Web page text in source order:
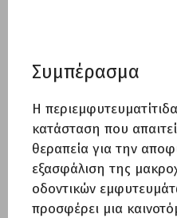
Συμπέρασμα
Η
κατάσταση που
θεραπεία για την
εξασφάλιση της
οδοντικών
προσφέρει μια